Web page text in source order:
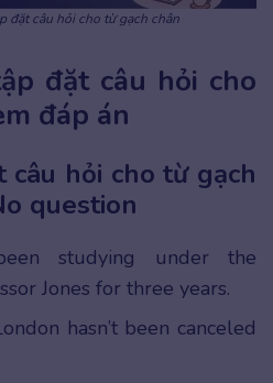
đặt câu hỏi cho từ gạch chân
đặt câu hỏi cho
đáp án
câu hỏi cho từ gạch
question
studying under the
Jones for three years.
hasn’t been canceled